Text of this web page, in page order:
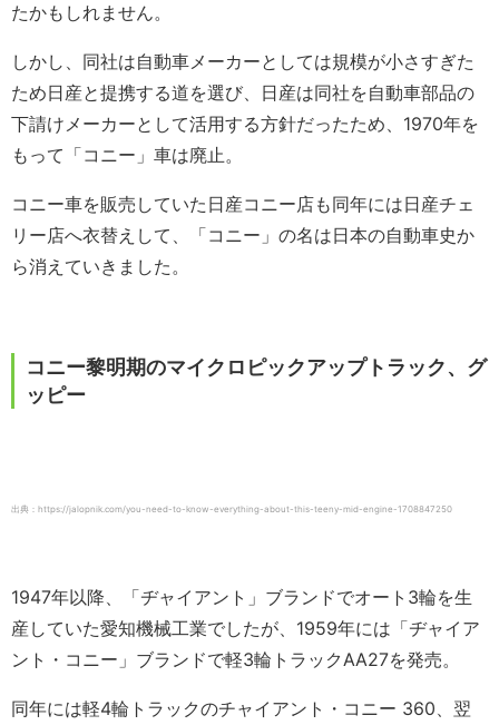
たかもしれません。
しかし、同社は自動車メーカーとしては規模が小さすぎた
ため日産と提携する道を選び、日産は同社を自動車部品の
下請けメーカーとして活用する方針だったため、1970年を
もって「コニー」車は廃止。
コニー車を販売していた日産コニー店も同年には日産チェ
リー店へ衣替えして、「コニー」の名は日本の自動車史か
ら消えていきました。
コニー黎明期のマイクロピックアップトラック、グ
ッピー
出典：https://jalopnik.com/you-need-to-know-everything-about-this-teeny-mid-engine-1708847250
1947年以降、「ヂャイアント」ブランドでオート3輪を生
産していた愛知機械工業でしたが、1959年には「ヂャイア
ント・コニー」ブランドで軽3輪トラックAA27を発売。
同年には軽4輪トラックのチャイアント・コニー 360、翌